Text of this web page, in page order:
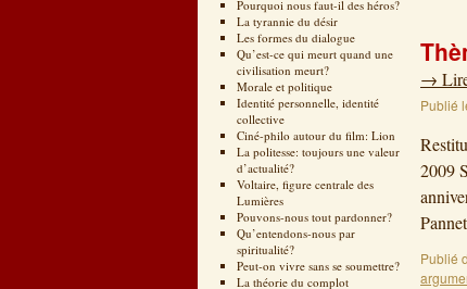
Pourquoi nous faut-il des héros?
La tyrannie du désir
Les formes du dialogue
Qu’est-ce qui meurt quand une
civilisation meurt?
Morale et politique
Identité personnelle, identité
collective
Ciné-philo autour du film: Lion
La politesse: toujours une valeur
d’actualité?
Voltaire, figure centrale des
Lumières
Pouvons-nous tout pardonner?
Qu’entendons-nous par
spiritualité?
Peut-on vivre sans se soumettre?
La théorie du complot
→
Publié
2009
Publié